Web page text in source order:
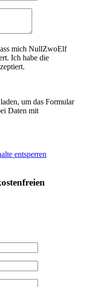
mich NullZwoElf
Ich habe die
laden, um das Formular
Daten mit
entsperren